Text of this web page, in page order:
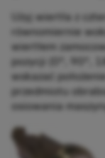
Użyj wiertła z
równomiernie
wiertłem
pozycji (0°, 90°,
wskazać
przedmiotu
osiowania